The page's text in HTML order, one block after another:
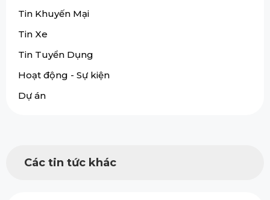
Tin Khuyến Mại
Tin Xe
Tin Tuyển Dụng
Hoạt động - Sự kiện
Dự án
Các tin tức khác